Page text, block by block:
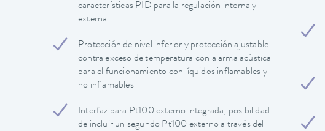
características PID para la regulación interna y
externa
Protección de nivel inferior y protección ajustable
contra exceso de temperatura con alarma acústica
para el funcionamiento con líquidos inflamables y
no inflamables
Interfaz para Pt100 externo integrada, posibilidad
de incluir un segundo Pt100 externo a través del